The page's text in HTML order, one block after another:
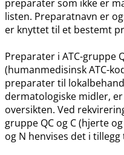
preparater som ikke er
listen. Preparatnavn er
er knyttet til et bestemt
Preparater i ATC-gruppe
(humanmedisinsk ATC-
preparater til
dermatologiske midler,
oversikten. Ved
gruppe QC og C (hjerte
og N henvises det i